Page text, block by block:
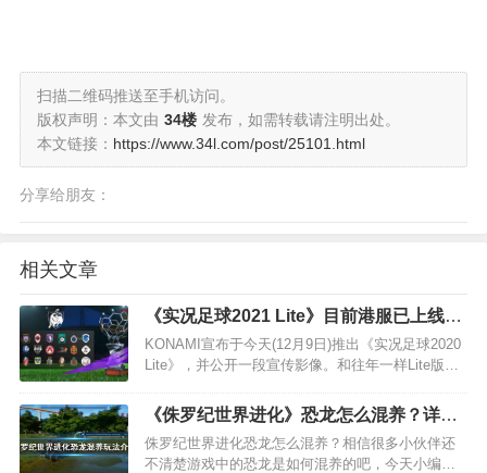
扫描二维码推送至手机访问。
版权声明：本文由 34楼 发布，如需转载请注明出处。
本文链接： https://www.34l.com/post/25101.html
分享给朋友：
相关文章
《实况足球2021 Lite》目前港服已上线，
可与完整版玩家在线比赛
KONAMI宣布于今天(12月9日)推出《实况足球2020
Lite》，并公开一段宣传影像。和往年一样Lite版可
容，并可以与完整版游戏的玩家进行在线比赛。…
《侏罗纪世界进化》恐龙怎么混养？详细
玩法攻略介绍
侏罗纪世界进化恐龙怎么混养？相信很多小伙伴还
不清楚游戏中的恐龙是如何混养的吧，今天小编给